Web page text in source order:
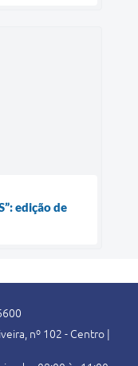
edição de
nº 102 - Centro |